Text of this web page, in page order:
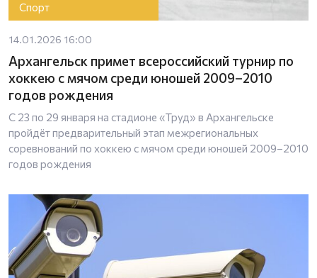
Спорт
14.01.2026 16:00
Архангельск примет всероссийский турнир по
хоккею с мячом среди юношей 2009–2010
годов рождения
С 23 по 29 января на стадионе «Труд» в Архангельске
пройдёт предварительный этап межрегиональных
соревнований по хоккею с мячом среди юношей 2009–2010
годов рождения